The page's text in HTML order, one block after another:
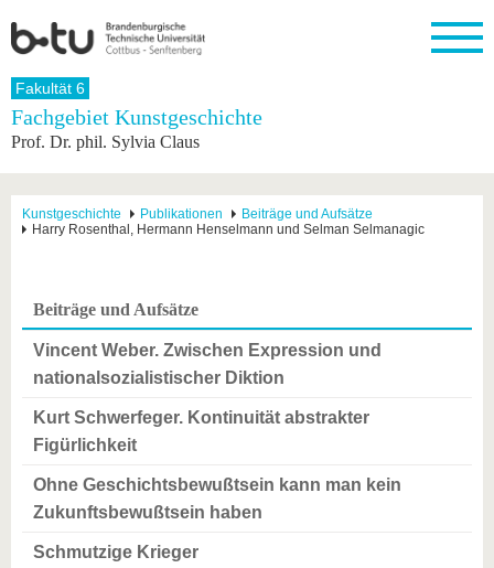
Startseite
Universität
Struktur
Partnerschaften
Strukturwandel
Forschung
Forschung
Forschungsprofil
Nachwuchs
Studium
Vor dem
Studium
Nach
Studium
Profil
Aus dem
Mit der
BTU ins
Ausland
internationale
Kontakt
Wissenschaftliche
Weiterbildung
Fachkräfte
Wirtschafts-
an der
BTU
kennen
Werte
Fakultät 6
Fachgebiet Kunstgeschichte
Prof. Dr. phil. Sylvia Claus
Kunstgeschichte Publikationen
Beiträge und Aufsätze
Harry Rosenthal, Hermann Henselmann und Selman Selmanagic
Beiträge und Aufsätze
Vincent Weber. Zwischen Expression und
nationalsozialistischer Diktion
Kurt Schwerfeger. Kontinuität abstrakter
Figürlichkeit
Ohne Geschichtsbewußtsein kann man kein
Zukunftsbewußtsein haben
Schmutzige Krieger